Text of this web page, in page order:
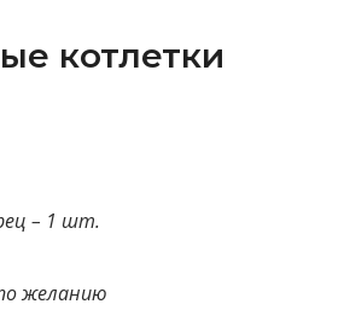
котлетки
– 1 шт.
желанию